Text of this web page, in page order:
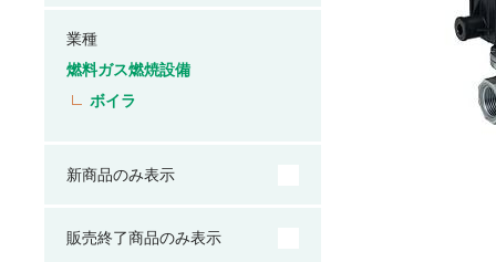
業種
燃料ガス燃焼設備
ボイラ
新商品のみ表示
販売終了商品のみ表示